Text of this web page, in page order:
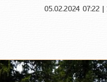
05.02.2024 07:22 |